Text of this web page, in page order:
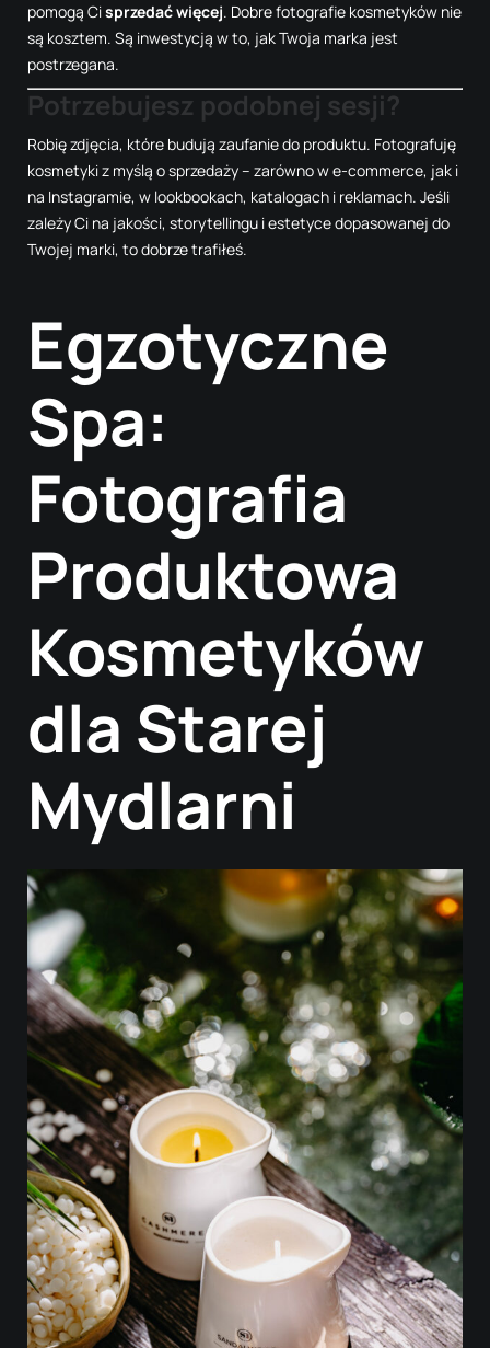
pomogą Cisprzedać więcej. Dobre fotografie kosmetyków nie
są kosztem. Są inwestycją w to, jak Twoja marka jest
postrzegana.
Potrzebujesz podobnej sesji?
Robię zdjęcia, które budują zaufanie do produktu. Fotografuję
kosmetyki z myślą o sprzedaży – zarówno w e-commerce, jak i
na Instagramie, w lookbookach, katalogach i reklamach. Jeśli
zależy Ci na jakości, storytellingu i estetyce dopasowanej do
Twojej marki, to dobrze trafiłeś.
Egzotyczne
Spa:
Fotografia
Produktowa
Kosmetyków
dla Starej
Mydlarni